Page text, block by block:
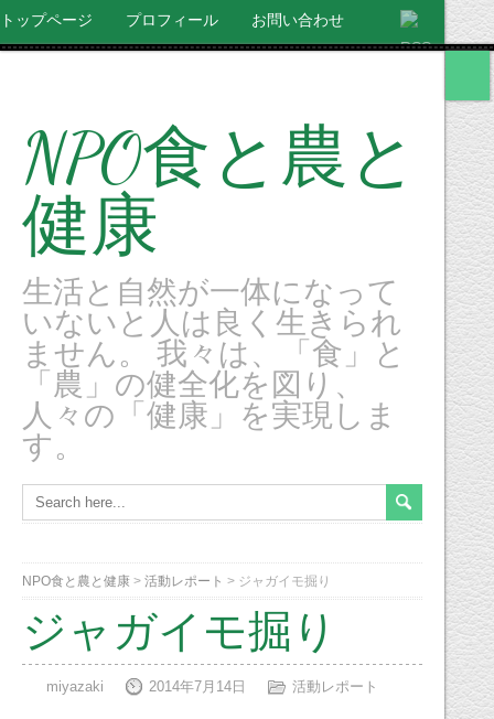
トップページ プロフィール お問い合わせ
NPO食と農と
健康
生活と自然が一体になって
いないと人は良く生きられ
ません。 我々は、「食」と
「農」の健全化を図り、
人々の「健康」を実現しま
す。
NPO食と農と健康 >活動レポート > ジャガイモ掘り
ジャガイモ掘り
miyazaki 2014年7月14日 活動レポート